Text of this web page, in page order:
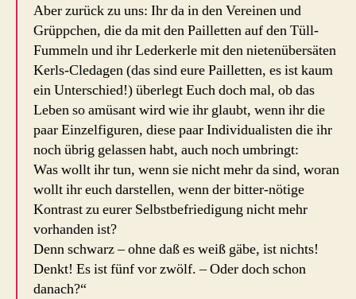
Aber zurück zu uns: Ihr da in den Vereinen und
Grüppchen, die da mit den Pailletten auf den Tüll-
Fummeln und ihr Lederkerle mit den nietenübersäten
Kerls-Cledagen (das sind eure Pailletten, es ist kaum
ein Unterschied!) überlegt Euch doch mal, ob das
Leben so amüsant wird wie ihr glaubt, wenn ihr die
paar Einzelfiguren, diese paar Individualisten die ihr
noch übrig gelassen habt, auch noch umbringt:
Was wollt ihr tun, wenn sie nicht mehr da sind, woran
wollt ihr euch darstellen, wenn der bitter-nötige
Kontrast zu eurer Selbstbefriedigung nicht mehr
vorhanden ist?
Denn schwarz – ohne daß es weiß gäbe, ist nichts!
Denkt! Es ist fünf vor zwölf. – Oder doch schon
danach?“